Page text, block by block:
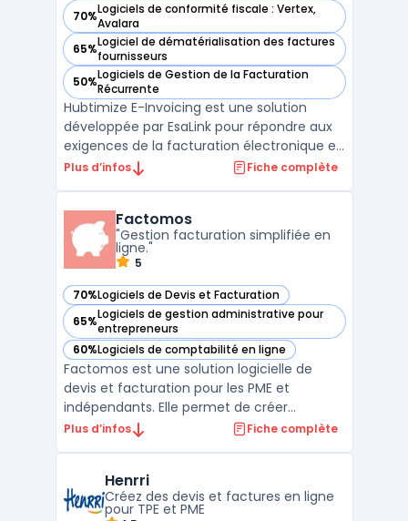
70%Logiciels de conformité fiscale : Vertex,
Avalara
— voir HUBTIMIZE E-Invoicing dans cette catégorie
65%Logiciel de dématérialisation des factures
fournisseurs
— voir HUBTIMIZE E-Invoicing dans cette catégorie
50%Logiciels de Gestion de la Facturation
Récurrente
— voir HUBTIMIZE E-Invoicing dans cette catégorie
Hubtimize E-Invoicing est une solution
développée par EsaLink pour répondre aux
exigences de la facturation électronique et
à la réforme fiscale prévue en France. Elle
certifiée pour transmettre les factures
électroniques et les données de ...
Plus d’infos Fiche complète
Factomos
"Gestion facturation simplifiée en
ligne."
5
70%Logiciels de Devis et Facturation
— voir Factomos dans cette catégorie
65%Logiciels de gestion administrative pour
entrepreneurs
— voir Factomos dans cette catégorie
60%Logiciels de comptabilité en ligne
— voir Factomos dans cette catégorie
Factomos est une solution logicielle de
devis et facturation pour les PME et
indépendants. Elle permet de créer
facilement des devis et des factures
ventes et de la trésorerie en offrant une
vue d'ensemble des factures ...
Plus d’infos Fiche complète
Henrri
Créez des devis et factures en ligne
pour TPE et PME